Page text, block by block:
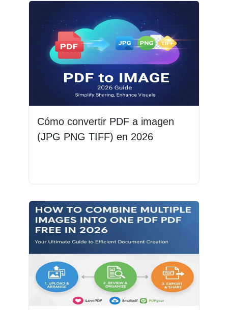
Cómo convertir PDF a imagen
(JPG PNG TIFF) en 2026